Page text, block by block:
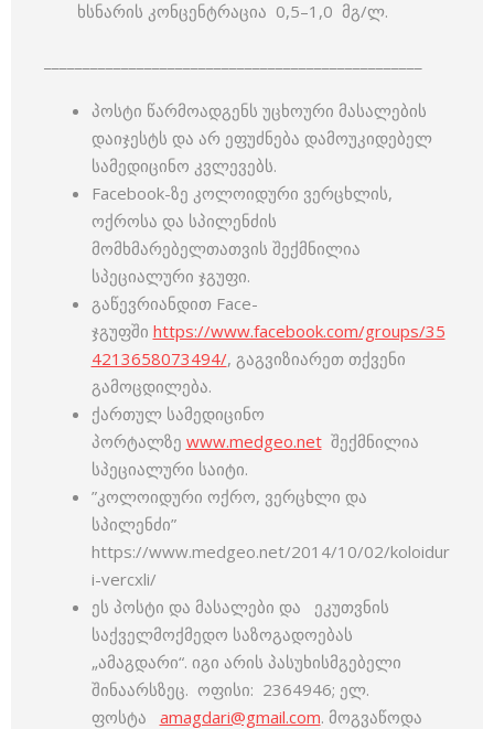
ხსნარის კონცენტრაცია 0,5–1,0 მგ/ლ.
პოსტი წარმოადგენს უცხოური მასალების
დაიჯესტს და არ ეფუძნება დამოუკიდებელ
სამედიცინო კვლევებს.
Facebook-ზე კოლოიდური ვერცხლის,
ოქროსა და სპილენძის
მომხმარებელთათვის შექმნილია
სპეციალური ჯგუფი.
გაწევრიანდით Face-
ჯგუფში https://www.facebook.com/groups/35
4213658073494/, გაგვიზიარეთ თქვენი
გამოცდილება.
ქართულ სამედიცინო
პორტალზე www.medgeo.netშექმნილია
სპეციალური საიტი.
”კოლოიდური ოქრო, ვერცხლი და
სპილენძი”
https://www.medgeo.net/2014/10/02/koloidur
i-vercxli/
ეს პოსტი და მასალები და ეკუთვნის
საქველმოქმედო საზოგადოებას
„ამაგდარი“. იგი არის პასუხისმგებელი
შინაარსზეც. ოფისი: 2364946; ელ.
ფოსტა amagdari@gmail.com. მოგვაწოდა